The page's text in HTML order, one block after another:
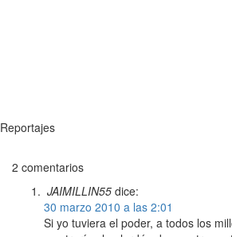
Reportajes
2 comentarios
JAIMILLIN55 dice:
30 marzo 2010 a las 2:01
Si yo tuviera el poder, a todos los